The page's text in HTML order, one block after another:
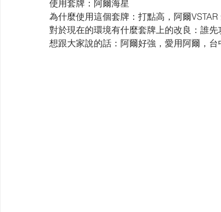
使用套牌：阿爾海星
為什麼使用這個套牌：打點高，阿爾VSTAR
對於現在的環境有什麼套牌上的改良：誰
想跟大家說的話：阿爾好強，愛用阿爾，台